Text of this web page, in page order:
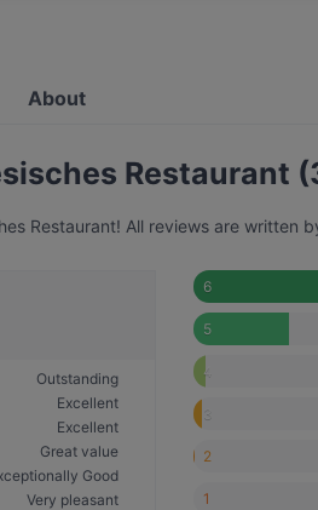
About
Restaurant
Restaurant! All reviews are written
Outstanding
Excellent
Excellent
Great value
Good
Very pleasant
6
5
4
3
2
1